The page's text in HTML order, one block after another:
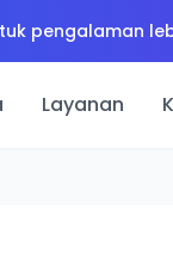
pengalaman
Layanan